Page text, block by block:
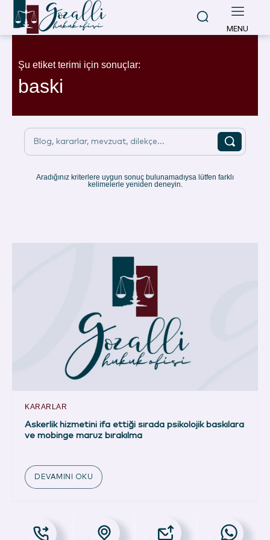
MENU
Şu etiket terimi için sonuçlar:
baski
Blog, kararlar, mevzuat, dilekçe...
Aradığınız kriterlere uygun sonuç bulunamadıysa lütfen farklı
kelimelerle yeniden deneyin.
KARARLAR
Askerlik hizmetini ifa ettiği sırada psikolojik baskılara
ve mobinge maruz bırakılma
DEVAMINI OKU